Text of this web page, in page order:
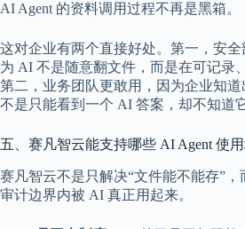
AI Agent 的资料调用过程不再是黑箱。
这对企业有两个直接好处。第一，安
为 AI 不是随意翻文件，而是在可记录
第二，业务团队更敢用，因为企业知
不是只能看到一个 AI 答案，却不知道
五、赛凡智云能支持哪些 AI Agent 使
赛凡智云不是只解决“文件能不能存”
审计边界内被 AI 真正用起来。